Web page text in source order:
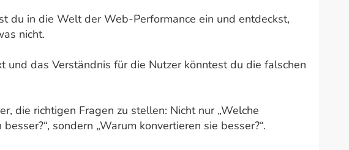
du in die Welt der Web-Performance ein und entdeckst,
nicht.
und das Verständnis für die Nutzer könntest du die falschen
die richtigen Fragen zu stellen: Nicht nur „Welche
sondern „Warum konvertieren sie besser?“.